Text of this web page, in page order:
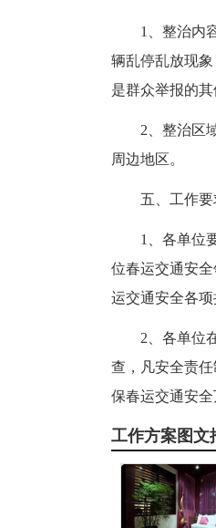
1、整治内
辆乱停乱放现
是群众举报的其
2、整治区
周边地区。
五、工作要
1、各单位
位春运交通安
运交通安全各项
2、各单位
查，凡安全责
保春运交通安全
工作方案图文